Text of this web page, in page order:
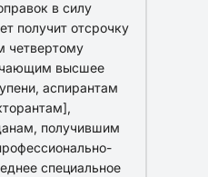
в силу
получит отсрочку
четвертому
высшее
аспирантам
получившим
специальное